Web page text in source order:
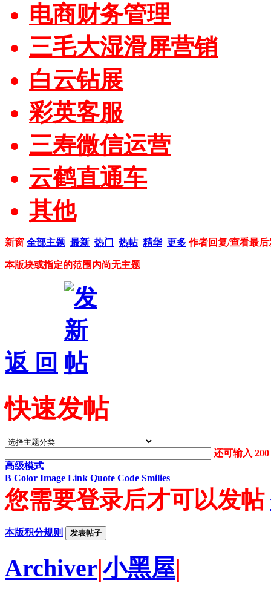
电商财务管理
三毛大湿滑屏营销
白云钻展
彩英客服
三寿微信运营
云鹤直通车
其他
新窗 全部主题 最新 热门 热帖 精华 更多 作者回复/查看最后
本版块或指定的范围内尚无主题
返 回
快速发帖
还可输入200
高级模式
B Color Image Link Quote Code Smilies
您需要登录后才可以发帖
本版积分规则 发表帖子
Archiver|小黑屋|